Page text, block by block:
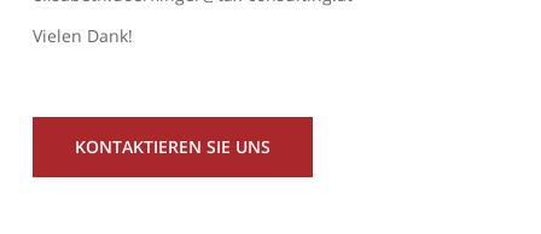
Vielen Dank!
KONTAKTIEREN SIE UNS